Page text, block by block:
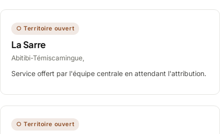
○ Territoire ouvert
La Sarre
Abitibi-Témiscamingue,
Service offert par l'équipe centrale en attendant l'attribution.
○ Territoire ouvert